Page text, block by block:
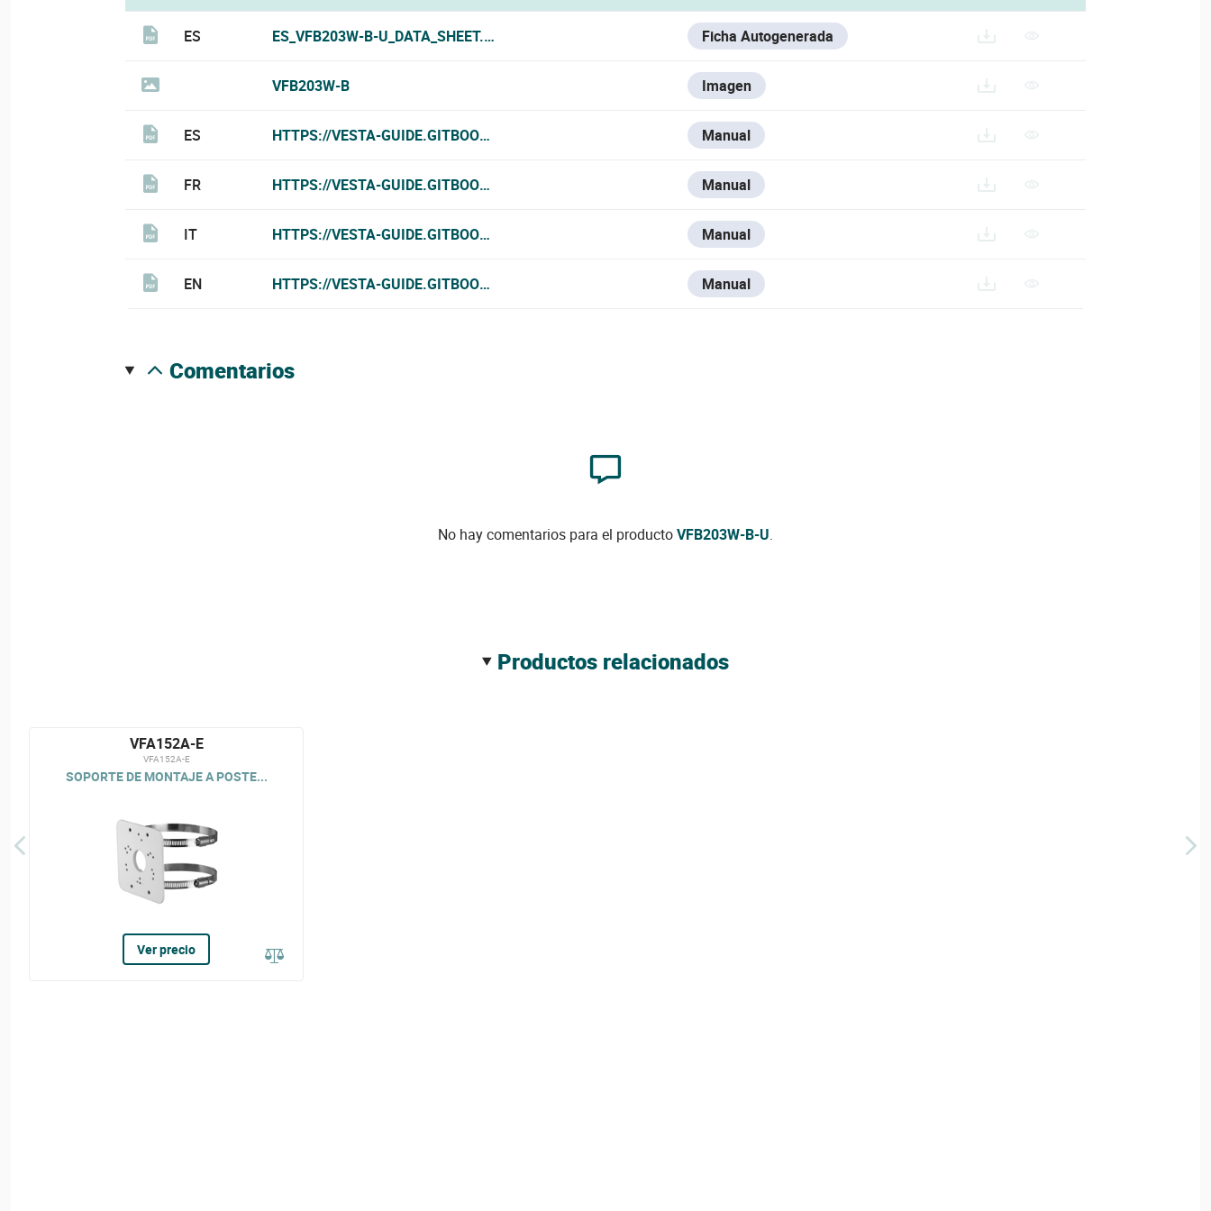
ES ES_VFB203W-B-U_DATA_SHEET.PDF Ficha Autogenerada
VFB203W-B Imagen
ES HTTPS://VESTA-GUIDE.GITBOOK.IO/VESTA-KNOWLEDGE-BASE/V/ESPANOL/VFB203W-B-U_ES
Manual
FR HTTPS://VESTA-GUIDE.GITBOOK.IO/VESTA-KNOWLEDGE-BASE/V/FRANCE-1/VFB203W-B-U_FR
Manual
IT HTTPS://VESTA-GUIDE.GITBOOK.IO/VESTA-KNOWLEDGE-BASE/V/ITALIAN/VFB203W-B-U_IT
Manual
EN HTTPS://VESTA-GUIDE.GITBOOK.IO/VESTA-KNOWLEDGE-BASE/VFB203W-B-U
Manual
comentarios
No hay comentarios para el productoVFB203W-B-U.
productos relacionados
VFA152A-E
VFA152A-E
SOPORTE DE MONTAJE A POSTE...
Ver precio